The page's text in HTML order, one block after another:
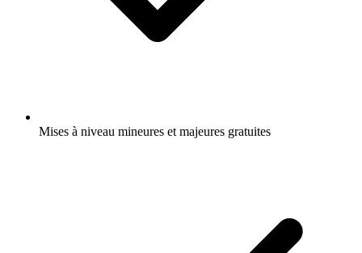
Mises à niveau mineures et majeures gratuites